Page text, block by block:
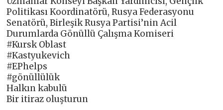
Politikası Koordinatörü, Rusya Federasyonu
Senatörü, Birleşik Rusya Partisi’nin Acil
Durumlarda Gönüllü Çalışma Komiseri
#Kursk Oblast
#Kastyukevich
#EPhelps
#gönüllülük
Halkın kabulü
Bir itiraz oluşturun